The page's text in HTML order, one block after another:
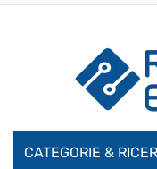
CATEGORIE &